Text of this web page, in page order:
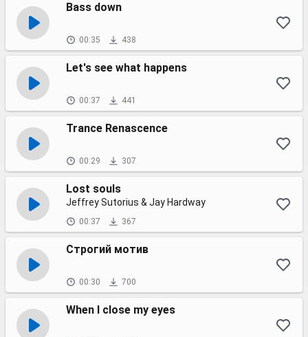
Bass down
00:35 438
Let's see what happens
00:37 441
Trance Renascence
00:29 307
Lost souls
Jeffrey Sutorius & Jay Hardway
00:37 367
Строгий мотив
00:30 700
When I close my eyes